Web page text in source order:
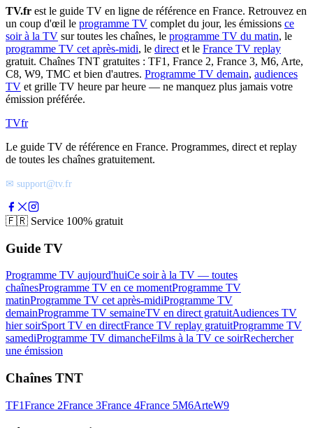
TV.fr est le guide TV en ligne de référence en France. Retrouvez en
un coup d'œil le programme TV complet du jour, les émissions ce
soir à la TV sur toutes les chaînes, le programme TV du matin, le
programme TV cet après-midi, le direct et le France TV replay
gratuit. Chaînes TNT gratuites : TF1, France 2, France 3, M6, Arte,
C8, W9, TMC et bien d'autres. Programme TV demain, audiences
TV et grille TV heure par heure — ne manquez plus jamais votre
émission préférée.
TVfr
Le guide TV de référence en France. Programmes, direct et replay
de toutes les chaînes gratuitement.
✉ support@tv.fr
🇫🇷 Service 100% gratuit
Guide TV
Programme TV aujourd'huiCe soir à la TV — toutes
chaînesProgramme TV en ce momentProgramme TV
matinProgramme TV cet après-midiProgramme TV
demainProgramme TV semaineTV en direct gratuitAudiences TV
hier soirSport TV en directFrance TV replay gratuitProgramme TV
samediProgramme TV dimancheFilms à la TV ce soirRechercher
une émission
Chaînes TNT
TF1France 2France 3France 4France 5M6ArteW9